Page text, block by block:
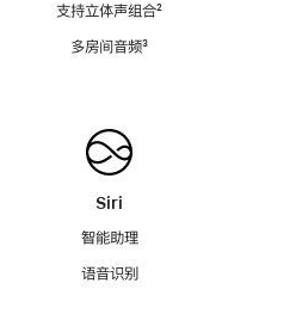
支持立体声组合脚
²
多房间音频脚
³
Siri
智能助理
语音识别